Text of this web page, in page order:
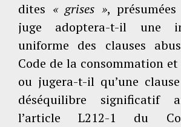
dites « grises »,
juge adoptera-t-il une
uniforme des clauses
Code de la consommation
ou jugera-t-il qu’une
déséquilibre significatif
l’article L212-1 du